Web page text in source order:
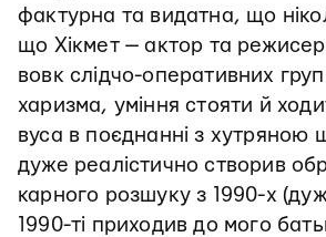
фактурна та видатна, що
що Хікмет — актор та
вовк слідчо-оперативних
харизма, уміння стояти й
вуса в поєднанні з хутряною
дуже реалістично створив
карного розшуку з 1990-х
1990-ті приходив до мого